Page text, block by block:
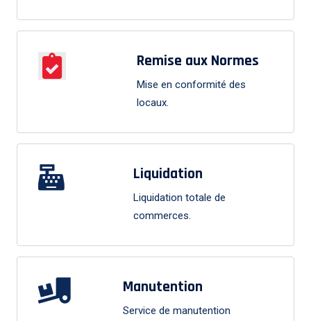
Remise aux Normes
Mise en conformité des
locaux.
Liquidation
Liquidation totale de
commerces.
Manutention
Service de manutention